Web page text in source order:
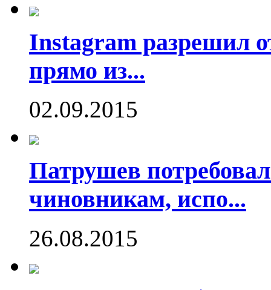
Instagram разрешил
прямо из...
02.09.2015
Патрушев
чиновникам, испо...
26.08.2015